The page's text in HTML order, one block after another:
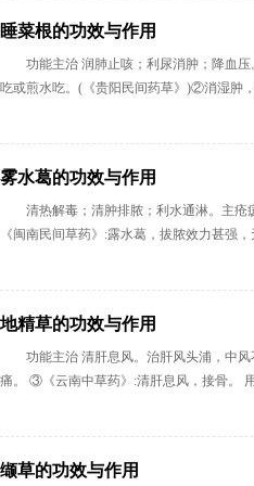
睡菜根的功效与作用
功能主治 润肺止咳；利尿消肿；降血
吃或煎水吃。(《贵阳民间药草》)②消湿肿
雾水葛的功效与作用
清热解毒；清肿排脓；利水通淋。主疮
《闽南民间草药》:露水葛，拔脓效力甚强
地精草的功效与作用
功能主治 清肝息风。治肝风头浦，中
痛。 ③《云南中草药》:清肝息风，接骨。
缬草的功效与作用